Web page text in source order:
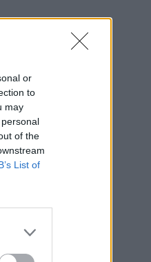
or
to
may
of the
List of